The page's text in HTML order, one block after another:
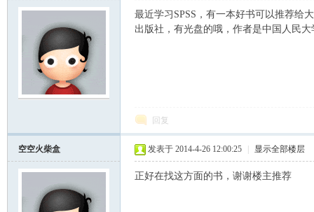
最近学习SPSS，有一本好书可以推荐给
出版社，有光盘的哦，作者是中国人民
回复
空空火柴盒 发表于 2014-4-26 12:00:25 显示全部楼层
正好在找这方面的书，谢谢楼主推荐